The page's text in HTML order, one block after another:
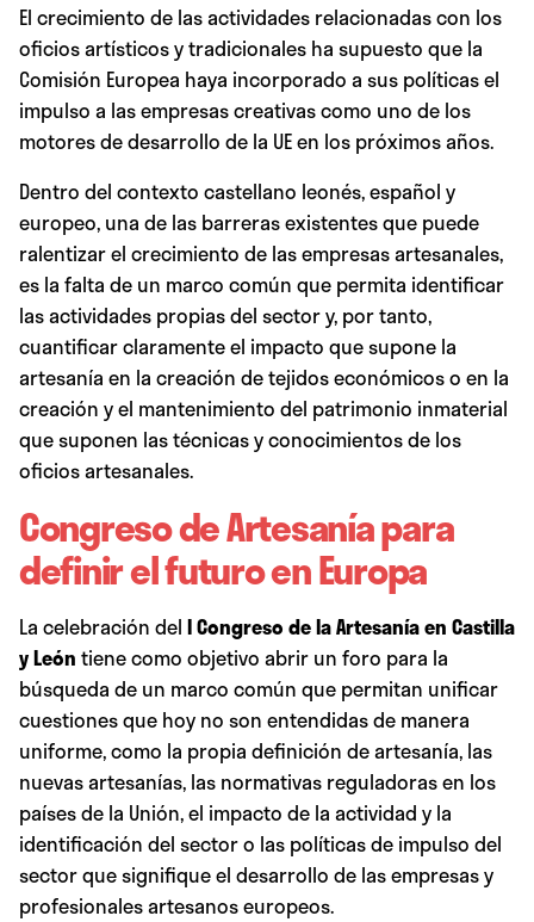
El crecimiento de las actividades relacionadas con los
oficios artísticos y tradicionales ha supuesto que la
Comisión Europea haya incorporado a sus políticas el
impulso a las empresas creativas como uno de los
motores de desarrollo de la UE en los próximos años.
Dentro del contexto castellano leonés, español y
europeo, una de las barreras existentes que puede
ralentizar el crecimiento de las empresas artesanales,
es la falta de un marco común que permita identificar
las actividades propias del sector y, por tanto,
cuantificar claramente el impacto que supone la
artesanía en la creación de tejidos económicos o en la
creación y el mantenimiento del patrimonio inmaterial
que suponen las técnicas y conocimientos de los
oficios artesanales.
Congreso de Artesanía para
definir el futuro en Europa
La celebración del ICongreso de la Artesanía en Castilla
y León tiene como objetivo abrir un foro para la
búsqueda de un marco común que permitan unificar
cuestiones que hoy no son entendidas de manera
uniforme, como la propia definición de artesanía, las
nuevas artesanías, las normativas reguladoras en los
países de la Unión, el impacto de la actividad y la
identificación del sector o las políticas de impulso del
sector que signifique el desarrollo de las empresas y
profesionales artesanos europeos.